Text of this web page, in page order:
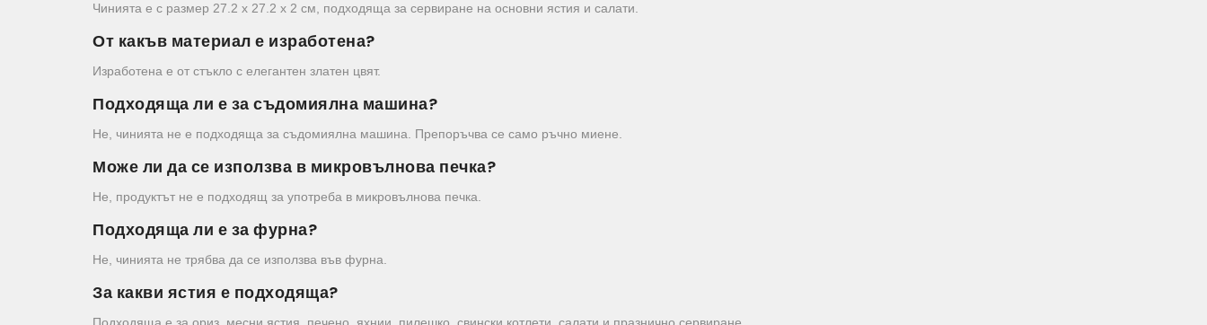
Чинията е с размер 27.2 x 27.2 x 2 см, подходяща за сервиране на основни ястия и салати.
От какъв материал е изработена?
Изработена е от стъкло с елегантен златен цвят.
Подходяща ли е за съдомиялна машина?
Не, чинията не е подходяща за съдомиялна машина. Препоръчва се само ръчно миене.
Може ли да се използва в микровълнова печка?
Не, продуктът не е подходящ за употреба в микровълнова печка.
Подходяща ли е за фурна?
Не, чинията не трябва да се използва във фурна.
За какви ястия е подходяща?